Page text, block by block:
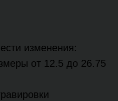
изменения:
от 12.5 до 26.75